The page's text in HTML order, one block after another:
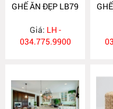
GHẾ ĂN ĐẸP LB79
Giá: LH -
034.775.9900